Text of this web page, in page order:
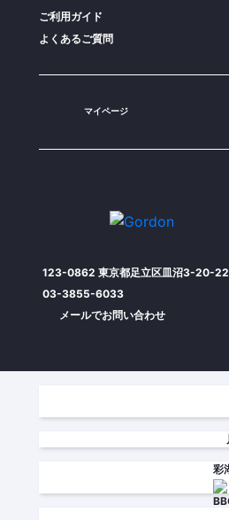
123-0862 東京都足立区皿沼3-20-22
03-3855-6033
メールでお問い合わせ
ご利用ガイド
よくあるご質問
マイページ
彩